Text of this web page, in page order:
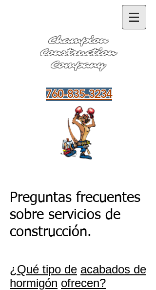
Champion
Construction
Company
760-835-3234
Preguntas frecuentes
sobre servicios de
construcción.
¿Qué tipo de acabados de
hormigón ofrecen?